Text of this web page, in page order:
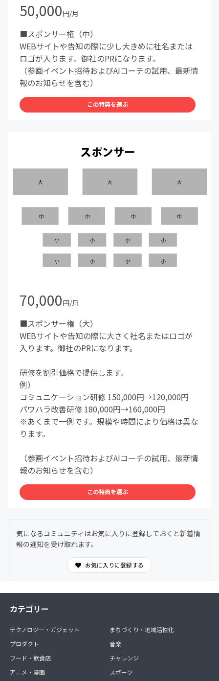
50,000円/月
■スポンサー権（中）
WEBサイトや告知の際に少し大きめに社名または
ロゴが入ります。御社のPRになります。
（参画イベント招待およびAIコーチの試用、最新情
報のお知らせを含む）
この特典を選ぶ
70,000円/月
■スポンサー権（大）
WEBサイトや告知の際に大さく社名またはロゴが
入ります。御社のPRになります。
研修を割引価格で提供します。
例）
コミュニケーション研修 150,000円→120,000円
パワハラ改善研修 180,000円→160,000円
※あくまで一例です。規模や時間により価格は異な
ります。
（参画イベント招待およびAIコーチの試用、最新情
報のお知らせを含む）
この特典を選ぶ
気になるコミュニティはお気に入りに登録しておくと新着情
報の通知を受け取れます。
お気に入りに登録する
カテゴリー
テクノロジー・ガジェット
プロダクト
フード・飲食店
アニメ・漫画
まちづくり・地域活性化
音楽
チャレンジ
スポーツ